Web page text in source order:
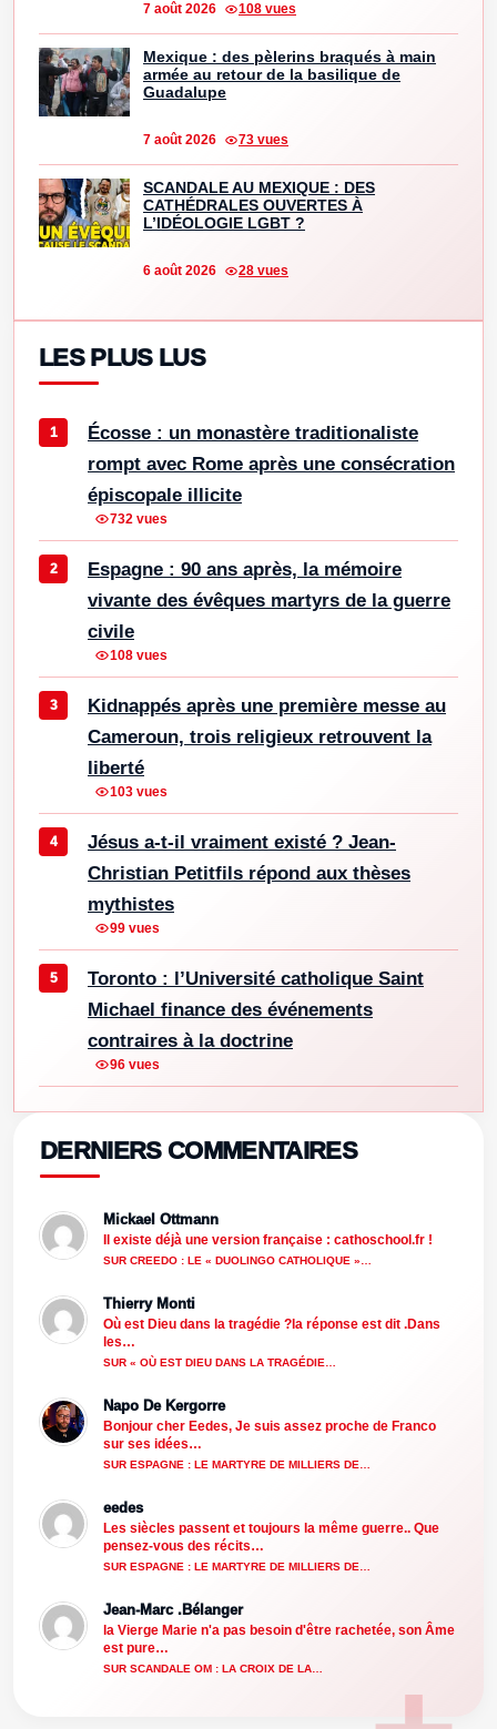
7 août 2026 108 vues
Mexique : des pèlerins braqués à main
armée au retour de la basilique de
Guadalupe
7 août 2026 73 vues
SCANDALE AU MEXIQUE : DES
CATHÉDRALES OUVERTES À
L’IDÉOLOGIE LGBT ?
6 août 2026 28 vues
LES PLUS LUS
Écosse : un monastère traditionaliste
rompt avec Rome après une consécration
épiscopale illicite
732 vues
Espagne : 90 ans après, la mémoire
vivante des évêques martyrs de la guerre
civile
108 vues
Kidnappés après une première messe au
Cameroun, trois religieux retrouvent la
liberté
103 vues
Jésus a-t-il vraiment existé ? Jean-
Christian Petitfils répond aux thèses
mythistes
99 vues
Toronto : l’Université catholique Saint
Michael finance des événements
contraires à la doctrine
96 vues
DERNIERS COMMENTAIRES
Mickael Ottmann
Il existe déjà une version française : cathoschool.fr !
SUR CREEDO : LE « DUOLINGO CATHOLIQUE »…
Thierry Monti
Où est Dieu dans la tragédie ?la réponse est dit .Dans
les…
SUR « OÙ EST DIEU DANS LA TRAGÉDIE…
Napo De Kergorre
Bonjour cher Eedes, Je suis assez proche de Franco
sur ses idées…
SUR ESPAGNE : LE MARTYRE DE MILLIERS DE…
eedes
Les siècles passent et toujours la même guerre.. Que
pensez-vous des récits…
SUR ESPAGNE : LE MARTYRE DE MILLIERS DE…
Jean-Marc .Bélanger
la Vierge Marie n'a pas besoin d'être rachetée, son Âme
est pure…
SUR SCANDALE OM : LA CROIX DE LA…